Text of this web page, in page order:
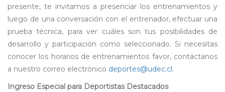
presente, te invitamos a presenciar los entrenamientos y
luego de una conversación con el entrenador, efectuar una
prueba técnica, para ver cuáles son tus posibilidades de
desarrollo y participación como seleccionado. Si necesitas
conocer los horarios de entrenamientos favor, contáctanos
a nuestro correo electrónico deportes@udec.cl.
Ingreso Especial para Deportistas Destacados